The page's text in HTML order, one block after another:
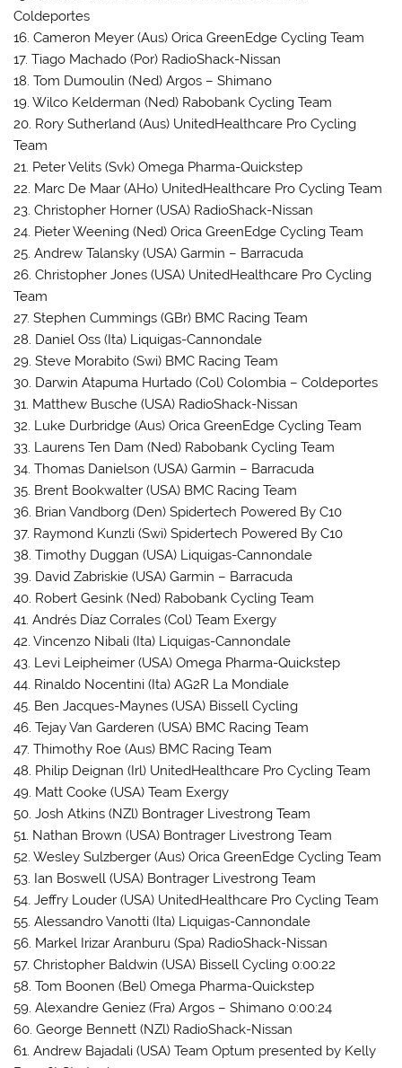
Coldeportes
16. Cameron Meyer (Aus) Orica GreenEdge Cycling Team
17. Tiago Machado (Por) RadioShack-Nissan
18. Tom Dumoulin (Ned) Argos – Shimano
19. Wilco Kelderman (Ned) Rabobank Cycling Team
20. Rory Sutherland (Aus) UnitedHealthcare Pro Cycling
Team
21. Peter Velits (Svk) Omega Pharma-Quickstep
22. Marc De Maar (AHo) UnitedHealthcare Pro Cycling Team
23. Christopher Horner (USA) RadioShack-Nissan
24. Pieter Weening (Ned) Orica GreenEdge Cycling Team
25. Andrew Talansky (USA) Garmin – Barracuda
26. Christopher Jones (USA) UnitedHealthcare Pro Cycling
Team
27. Stephen Cummings (GBr) BMC Racing Team
28. Daniel Oss (Ita) Liquigas-Cannondale
29. Steve Morabito (Swi) BMC Racing Team
30. Darwin Atapuma Hurtado (Col) Colombia – Coldeportes
31. Matthew Busche (USA) RadioShack-Nissan
32. Luke Durbridge (Aus) Orica GreenEdge Cycling Team
33. Laurens Ten Dam (Ned) Rabobank Cycling Team
34. Thomas Danielson (USA) Garmin – Barracuda
35. Brent Bookwalter (USA) BMC Racing Team
36. Brian Vandborg (Den) Spidertech Powered By C10
37. Raymond Kunzli (Swi) Spidertech Powered By C10
38. Timothy Duggan (USA) Liquigas-Cannondale
39. David Zabriskie (USA) Garmin – Barracuda
40. Robert Gesink (Ned) Rabobank Cycling Team
41. Andrés Díaz Corrales (Col) Team Exergy
42. Vincenzo Nibali (Ita) Liquigas-Cannondale
43. Levi Leipheimer (USA) Omega Pharma-Quickstep
44. Rinaldo Nocentini (Ita) AG2R La Mondiale
45. Ben Jacques-Maynes (USA) Bissell Cycling
46. Tejay Van Garderen (USA) BMC Racing Team
47. Thimothy Roe (Aus) BMC Racing Team
48. Philip Deignan (Irl) UnitedHealthcare Pro Cycling Team
49. Matt Cooke (USA) Team Exergy
50. Josh Atkins (NZl) Bontrager Livestrong Team
51. Nathan Brown (USA) Bontrager Livestrong Team
52. Wesley Sulzberger (Aus) Orica GreenEdge Cycling Team
53. Ian Boswell (USA) Bontrager Livestrong Team
54. Jeffry Louder (USA) UnitedHealthcare Pro Cycling Team
55. Alessandro Vanotti (Ita) Liquigas-Cannondale
56. Markel Irizar Aranburu (Spa) RadioShack-Nissan
57. Christopher Baldwin (USA) Bissell Cycling 0:00:22
58. Tom Boonen (Bel) Omega Pharma-Quickstep
59. Alexandre Geniez (Fra) Argos – Shimano 0:00:24
60. George Bennett (NZl) RadioShack-Nissan
61. Andrew Bajadali (USA) Team Optum presented by Kelly